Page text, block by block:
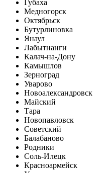
Губаха
Медногорск
Октябрьск
Бутурлиновка
Янаул
Лабытнанги
Калач-на-Дону
Камышлов
Зерноград
Уварово
Новоалександровск
Майский
Тара
Новопавловск
Советский
Балабаново
Родники
Соль-Илецк
Красноармейск